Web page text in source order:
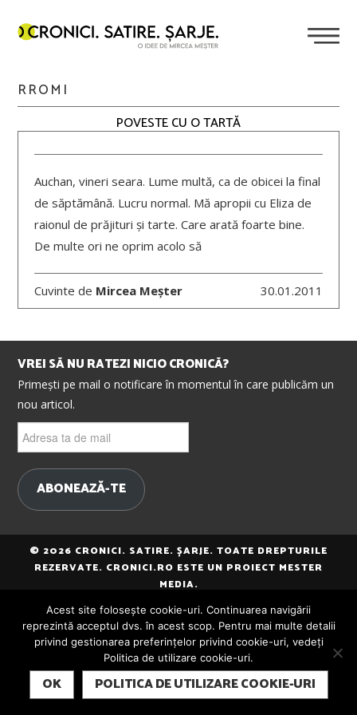
RROMI
POVESTE CU O TARTĂ
Auchan, vineri seara. Lume multă, ca de obicei la final
de săptămână. Lucru normal. Mă apropii cu Eliza de
raionul de prăjituri și tarte. Care arată foarte bine.
De multe ori ne oprim acolo să
Cuvinte de Mircea Meșter 30.01.2011
VREI SĂ NU RATEZI NICIO CRONICĂ?
Primești pe mail o notificare în momentul în care publicăm un
nou articol.
ta
mail
ABONEAZĂ-TE
© 2026 CRONICI. SATIRE. ȘARJE. TOATE DREPTURILE
REZERVATE. CRONICI.RO ESTE UN PROIECT MESTER
MEDIA.
SUBSCRIBE
Acest site folosește cookie-uri. Continuarea navigării
reprezintă acceptul dvs. în acest scop. Pentru mai multe detalii
privind gestionarea preferințelor privind cookie-uri, vedeți
Politica de utilizare cookie-uri.
OK POLITICA DE UTILIZARE COOKIE-URI